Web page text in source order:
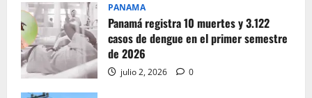
PANAMA
Panamá registra 10 muertes y 3.122
casos de dengue en el primer semestre
de 2026
julio 2, 2026 0